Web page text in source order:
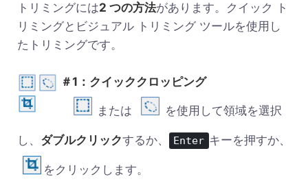
トリミングには2 つの方法があります。クイック ト
リミングとビジュアル トリミング ツールを使用し
たトリミングです。
＃1：クイッククロッピング
または を使用して領域を選択
し、 ダブルクリックするか、 Enter キーを押すか、
をクリックします。